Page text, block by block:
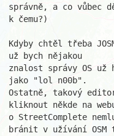
správně, a co vůbec
k čemu?)
Kdyby chtěl třeba
už bych nějakou
znalost správy OS
jako "lol n00b".
Ostatně, takový
kliknout někde na
o StreetComplete
bránit v užívání OSM